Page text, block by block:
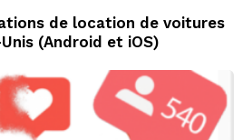
de location de voitures
(Android et iOS)